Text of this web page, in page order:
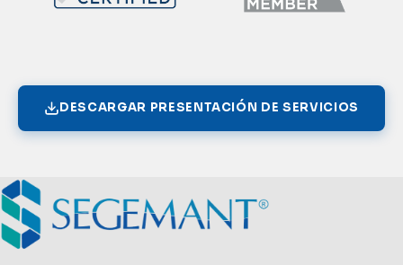
DESCARGAR PRESENTACIÓN DE SERVICIOS